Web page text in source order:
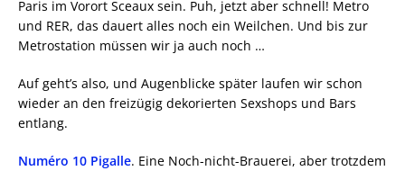
Paris im Vorort Sceaux sein. Puh, jetzt aber schnell! Metro
und RER, das dauert alles noch ein Weilchen. Und bis zur
Metrostation müssen wir ja auch noch …
Auf geht’s also, und Augenblicke später laufen wir schon
wieder an den freizügig dekorierten Sexshops und Bars
entlang.
Numéro 10 Pigalle. Eine Noch-nicht-Brauerei, aber trotzdem